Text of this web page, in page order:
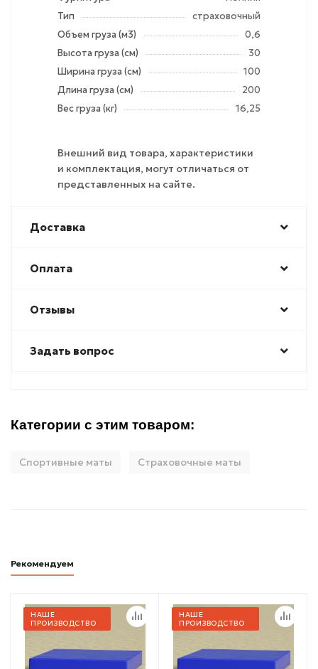
Тип
страховочный
Объем груза (м3)
0,6
Высота груза (см)
30
Ширина груза (см)
100
Длина груза (см)
200
Вес груза (кг)
16,25
Внешний вид товара, характеристики
и комплектация, могут отличаться от
представленных на сайте.
Доставка
Оплата
Отзывы
Задать вопрос
Категории с этим товаром:
Спортивные маты Страховочные маты
Рекомендуем
НАШЕ
ПРОИЗВОДСТВО
НАШЕ
ПРОИЗВОДСТВО